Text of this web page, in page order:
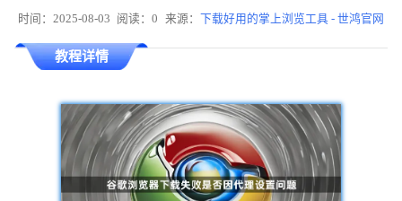
时间：2025-08-03 阅读：0 来源： 下载好用的掌上浏览工具 - 世鸿官网
教程详情